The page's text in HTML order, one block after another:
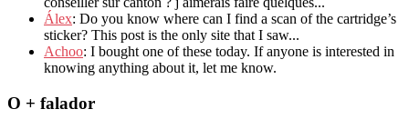
Álex: Do you know where can I find a scan of the cartridge’s
sticker? This post is the only site that I saw...
Achoo: I bought one of these today. If anyone is interested in
knowing anything about it, let me know.
O + falador